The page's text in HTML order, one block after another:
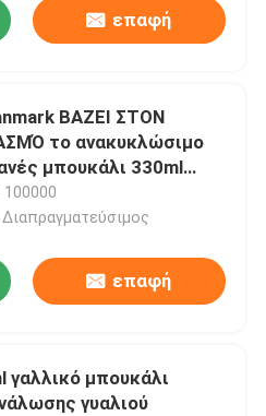
επαφή
ΒΑΖΕΙ ΣΤΟΝ
το ανακυκλώσιμο
μπουκάλι 330ml
γυαλιού
100000
Διαπραγματεύσιμος
επαφή
γαλλικό μπουκάλι
γυαλιού